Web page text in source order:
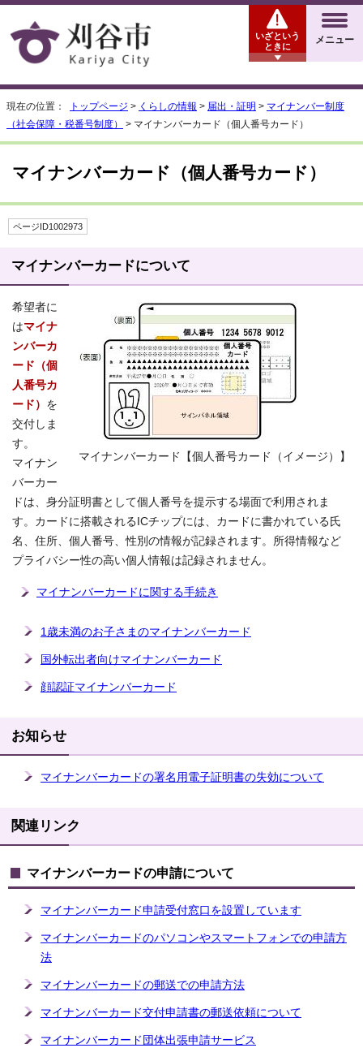
メニュー
いざという
ときに
現在の位置： トップページ > くらしの情報 > 届出・証明 > マイナンバー制度
（社会保障・税番号制度）
> マイナンバーカード（個人番号カード）
マイナンバーカード（個人番号カード）
ページID1002973
マイナンバーカードについて
マイナンバーカード【個人番号カード（イメージ）】
希望者に
はマイナ
ンバーカ
ード（個
人番号カ
ード） を
交付しま
す。
マイナン
バーカー
ドは、身分証明書として個人番号を提示する場面で利用されま
す。カードに搭載されるICチップには、カードに書かれている氏
名、住所、個人番号、性別の情報が記録されます。所得情報など
プライバシー性の高い個人情報は記録されません。
マイナンバーカードに関する手続き
1歳未満のお子さまのマイナンバーカード
国外転出者向けマイナンバーカード
顔認証マイナンバーカード
お知らせ
マイナンバーカードの署名用電子証明書の失効について
関連リンク
マイナンバーカードの申請について
マイナンバーカード申請受付窓口を設置しています
マイナンバーカードのパソコンやスマートフォンでの申請方
法
マイナンバーカードの郵送での申請方法
マイナンバーカード交付申請書の郵送依頼について
マイナンバーカード団体出張申請サービス